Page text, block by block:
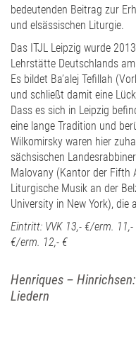
bedeutenden Beitrag zur
und elsässischen Liturgie.
Das ITJL Leipzig wurde
Lehrstätte Deutschlands
Es bildet Ba’alej Tefillah
und schließt damit eine
Dass es sich in Leipzig
eine lange Tradition und
Wilkomirsky waren hier
sächsischen
Malovany (Kantor der Fifth
Liturgische Musik an der
University in New York), die
Eintritt: VVK 13,- €/erm.
€/erm. 12,- €
Henriques –
Liedern